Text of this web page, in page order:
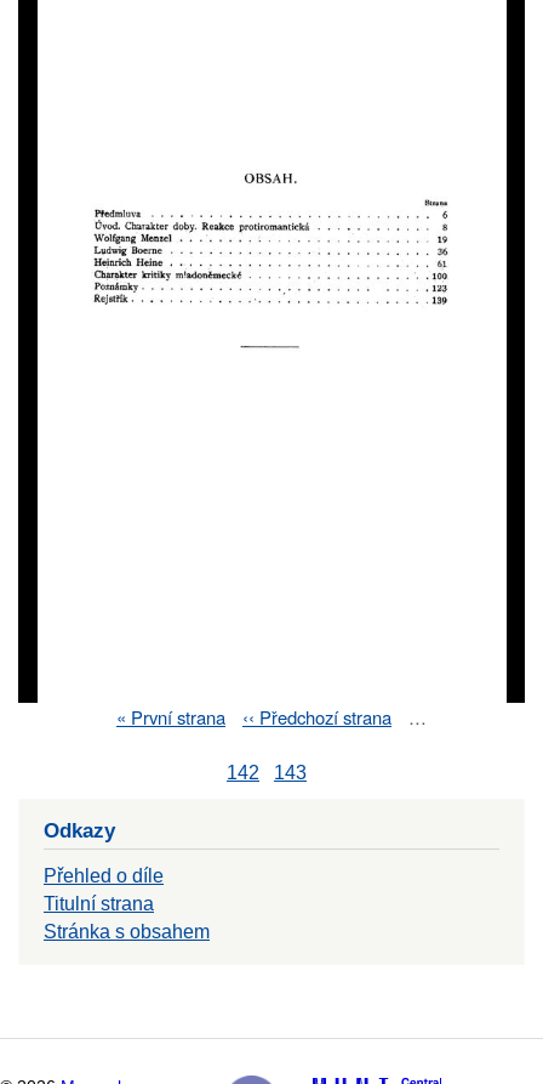
First
« První strana
Previous
‹‹ Předchozí strana …
142 143
Odkazy
Přehled o díle
Titulní strana
Stránka s obsahem